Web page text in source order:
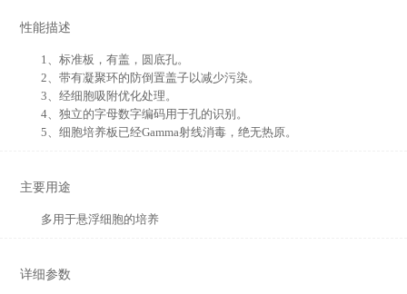
性能描述
1、标准板，有盖，圆底孔。
2、带有凝聚环的防倒置盖子以减少污染。
3、经细胞吸附优化处理。
4、独立的字母数字编码用于孔的识别。
5、细胞培养板已经Gamma射线消毒，绝无热原。
主要用途
多用于悬浮细胞的培养
详细参数